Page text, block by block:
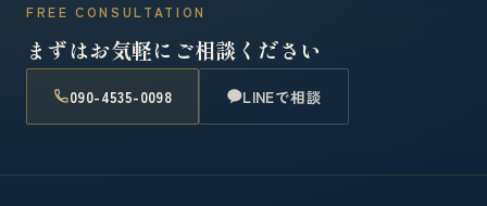
FREE CONSULTATION
まずはお気軽にご相談ください
090-4535-0098 LINEで相談